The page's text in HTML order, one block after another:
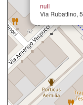
null
Via Rubattino, 5